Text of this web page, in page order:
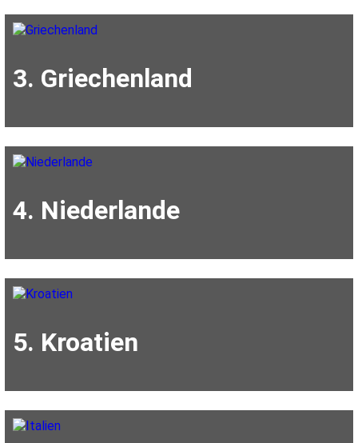
3. Griechenland
4. Niederlande
5. Kroatien